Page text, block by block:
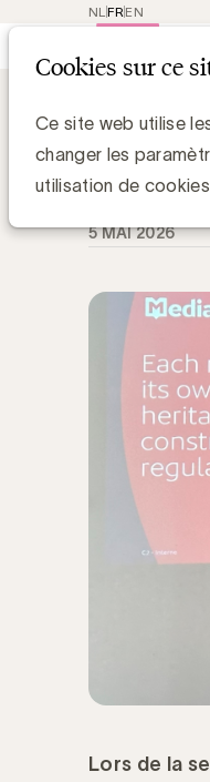
Cookies sur ce
Ce site web utilise
changer les
utilisation de
EN
FR
NL
En quoi
Luc Eeckhout,
5 MAI 2026
Lors de la